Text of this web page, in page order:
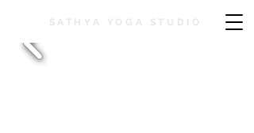
SATHYA YOGA STUDIO